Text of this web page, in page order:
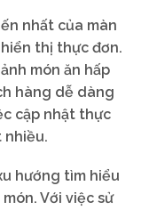
nhất của màn
thị thực đơn.
món ăn hấp
hàng dễ dàng
cập nhật thực
nhiều.
hướng tìm hiểu
Với việc sử